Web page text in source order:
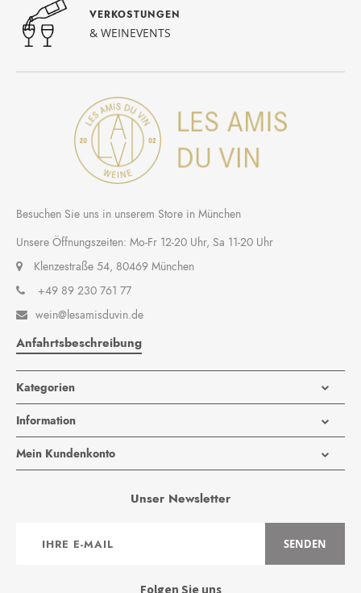
VERKOSTUNGEN
& WEINEVENTS
Besuchen Sie uns in unserem Store in München
Unsere Öffnungszeiten: Mo-Fr 12-20 Uhr, Sa 11-20 Uhr
Klenzestraße 54, 80469 München
+49 89 230 761 77
 wein@lesamisduvin.de
Anfahrtsbeschreibung
Kategorien
Information
Mein Kundenkonto
Unser Newsletter
zum
SENDEN
Folgen Sie uns